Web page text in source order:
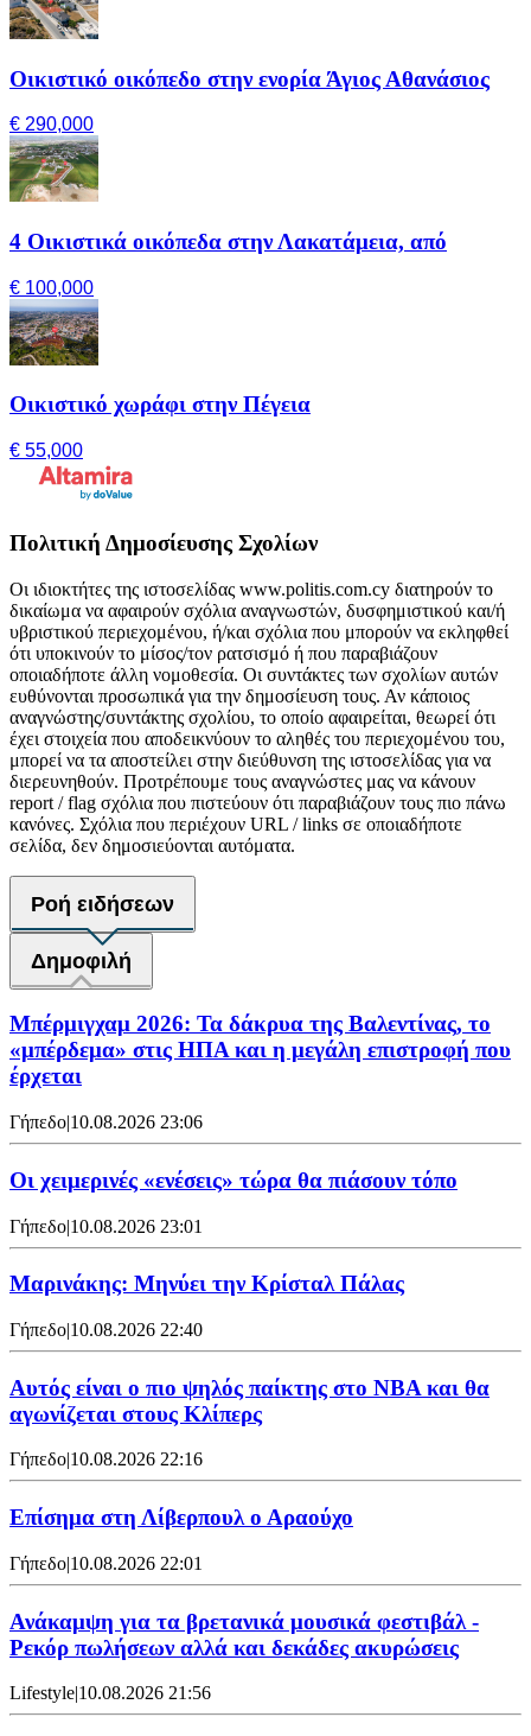
Οικιστικό οικόπεδο στην ενορία Άγιος Αθανάσιος
€ 290,000
4 Οικιστικά οικόπεδα στην Λακατάμεια, από
€ 100,000
Οικιστικό χωράφι στην Πέγεια
€ 55,000
Πολιτική Δημοσίευσης Σχολίων
Οι ιδιοκτήτες της ιστοσελίδας www.politis.com.cy διατηρούν το
δικαίωμα να αφαιρούν σχόλια αναγνωστών, δυσφημιστικού και/ή
υβριστικού περιεχομένου, ή/και σχόλια που μπορούν να εκληφθεί
ότι υποκινούν το μίσος/τον ρατσισμό ή που παραβιάζουν
οποιαδήποτε άλλη νομοθεσία. Οι συντάκτες των σχολίων αυτών
ευθύνονται προσωπικά για την δημοσίευση τους. Αν κάποιος
αναγνώστης/συντάκτης σχολίου, το οποίο αφαιρείται, θεωρεί ότι
έχει στοιχεία που αποδεικνύουν το αληθές του περιεχομένου του,
μπορεί να τα αποστείλει στην διεύθυνση της ιστοσελίδας για να
διερευνηθούν. Προτρέπουμε τους αναγνώστες μας να κάνουν
report / flag σχόλια που πιστεύουν ότι παραβιάζουν τους πιο πάνω
κανόνες. Σχόλια που περιέχουν URL / links σε οποιαδήποτε
σελίδα, δεν δημοσιεύονται αυτόματα.
Ροή ειδήσεων
Δημοφιλή
Μπέρμιγχαμ 2026: Τα δάκρυα της Βαλεντίνας, το
«μπέρδεμα» στις ΗΠΑ και η μεγάλη επιστροφή που
έρχεται
Γήπεδο|10.08.2026 23:06
Οι χειμερινές «ενέσεις» τώρα θα πιάσουν τόπο
Γήπεδο|10.08.2026 23:01
Μαρινάκης: Μηνύει την Κρίσταλ Πάλας
Γήπεδο|10.08.2026 22:40
Αυτός είναι ο πιο ψηλός παίκτης στο NBA και θα
αγωνίζεται στους Κλίπερς
Γήπεδο|10.08.2026 22:16
Επίσημα στη Λίβερπουλ ο Αραούχο
Γήπεδο|10.08.2026 22:01
Ανάκαμψη για τα βρετανικά μουσικά φεστιβάλ -
Ρεκόρ πωλήσεων αλλά και δεκάδες ακυρώσεις
Lifestyle|10.08.2026 21:56